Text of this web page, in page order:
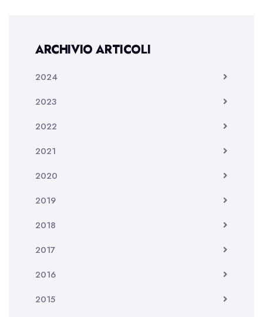
ARCHIVIO ARTICOLI
2024
2023
2022
2021
2020
2019
2018
2017
2016
2015